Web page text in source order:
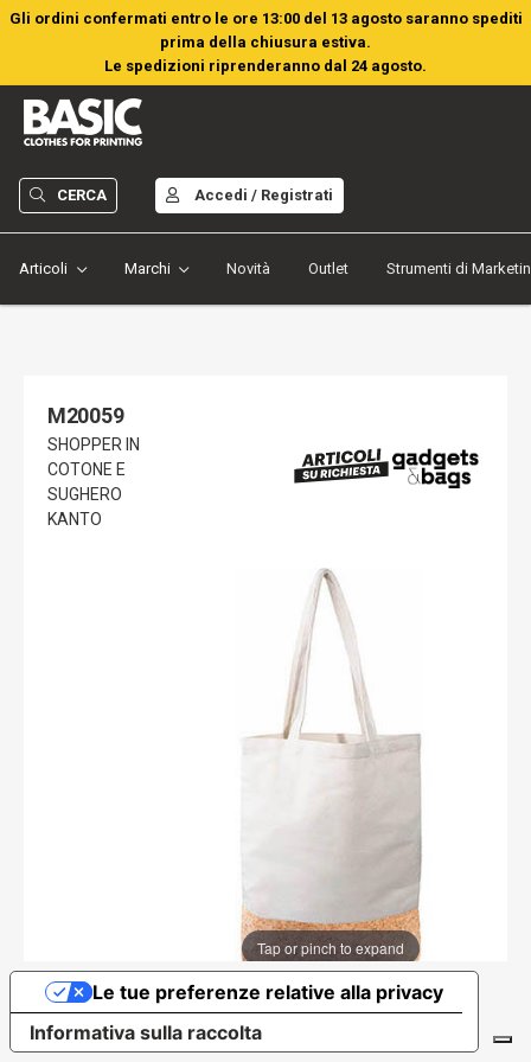
Gli ordini confermati entro le ore 13:00 del 13 agosto saranno spediti
prima della chiusura estiva.
Le spedizioni riprenderanno dal 24 agosto.
Articoli Marchi Novità Outlet Strumenti di
CERCA Accedi / Registrati
M20059
SHOPPER IN
COTONE E
SUGHERO
KANTO
Tap or pinch to expand
Informativa sulla raccolta
Le tue preferenze relative alla privacy